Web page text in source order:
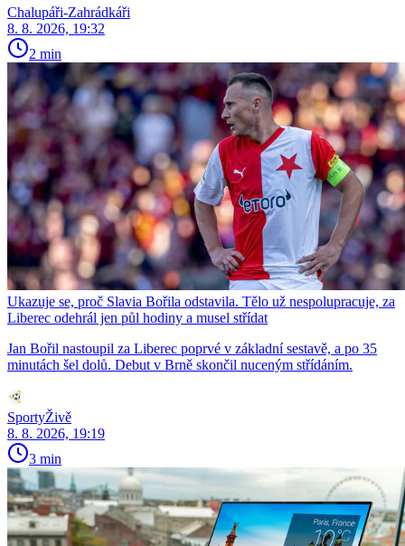
Chalupáři-Zahrádkáři
8. 8. 2026, 19:32
2 min
Ukazuje se, proč Slavia Bořila odstavila. Tělo už nespolupracuje, za
Liberec odehrál jen půl hodiny a musel střídat
Jan Bořil nastoupil za Liberec poprvé v základní sestavě, a po 35
minutách šel dolů. Debut v Brně skončil nuceným střídáním.
SportyŽivě
8. 8. 2026, 19:19
3 min